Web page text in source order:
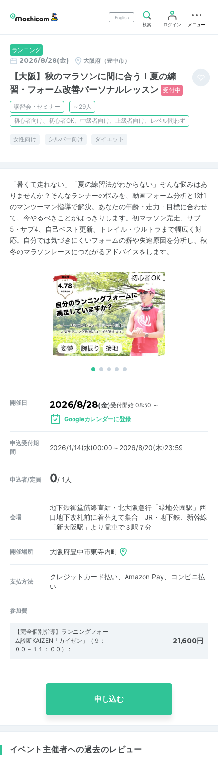
English
検索
ログイン メニュー
ランニング
2026/8/28(金) 大阪府（豊中市）
【大阪】秋のマラソンに間に合う！夏の練
習・フォーム改善パーソナルレッスン 受付中
講習会・セミナー
～29人
初心者向け、初心者OK、中級者向け、上級者向け、レベル問わず
女性向け シルバー向け ダイエット
「暑くて走れない」「夏の練習法がわからない」そんな悩みはあ
りませんか？そんなランナーの悩みを、動画フォーム分析と1対1
のマンツーマン指導で解決。あなたの年齢・走力・目標に合わせ
て、今やるべきことがはっきりします。初マラソン完走、サブ
5・サブ4、自己ベスト更新、トレイル・ウルトラまで幅広く対
応。自分では気づきにくいフォームの癖や失速原因を分析し、秋
冬のマラソンレースにつながるアドバイスをします。
開催日 2026/8/28(金)受付開始 08:50 ～
Googleカレンダーに登録
申込受付期
間
2026/1/14(水)00:00～2026/8/20(木)23:59
申込者/定員 0/ 1人
会場
地下鉄御堂筋線直結・北大阪急行「緑地公園駅」西
口地下改札前に着替えて集合 JR・地下鉄、新幹線
「新大阪駅」より電車で３駅７分
開催場所 大阪府豊中市東寺内町
支払方法
クレジットカード払い、Amazon Pay、コンビニ払
い
参加費
【完全個別指導】ランニングフォー
ム診断KAIZEN「カイゼン」（９：
００－１１：００） :
21,600円
申し込む
イベント主催者への過去のレビュー